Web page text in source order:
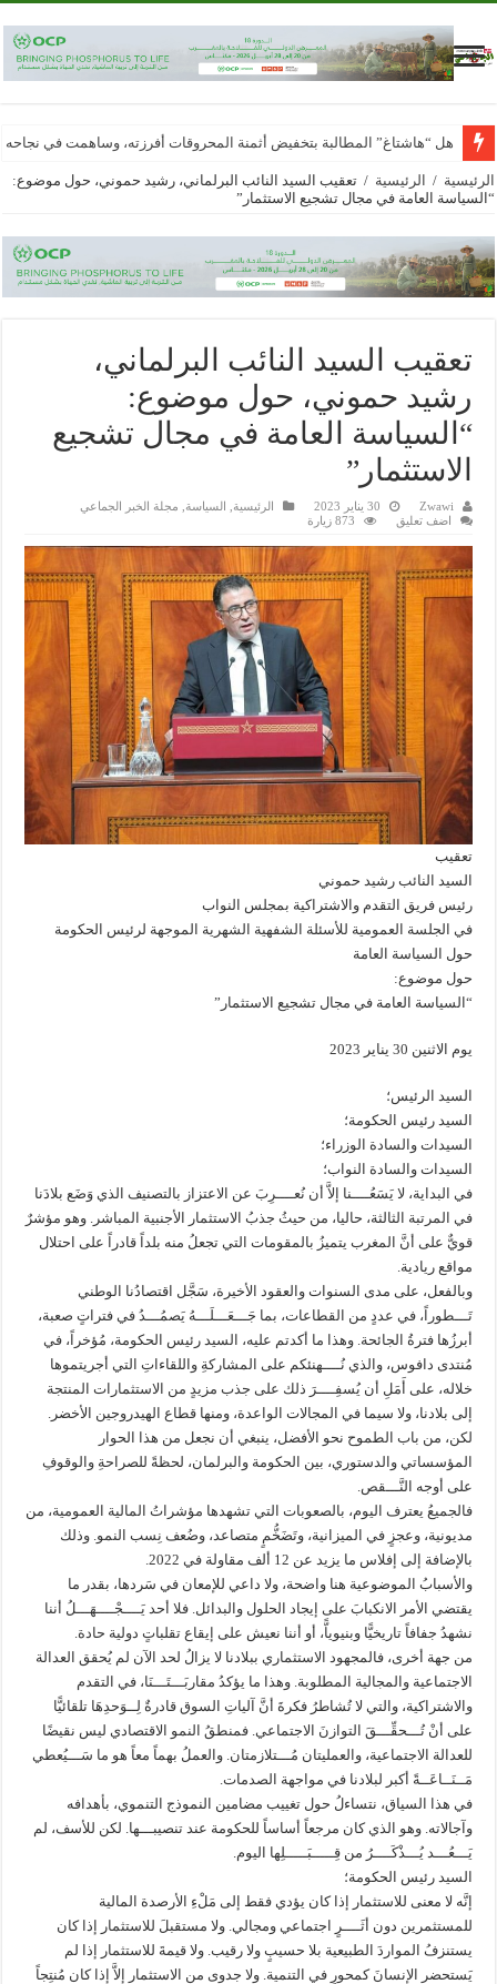
هل “هاشتاغ” المطالبة بتخفيض أثمنة المحروقات أفرزته، وساهمت في
الرئيسية / الرئيسية / تعقيب السيد النائب البرلماني، رشيد حموني، حول موضوع:
“السياسة العامة في مجال تشجيع الاستثمار”
تعقيب السيد النائب البرلماني،
رشيد حموني، حول موضوع:
“السياسة العامة في مجال تشجيع
الاستثمار”
Zwawi 30 يناير 2023 الرئيسية السياسة
مجلة الخبر الجماعي
اضف تعليق
873 زيارة
تعقيب
السيد النائب رشيد حموني
رئيس فريق التقدم والاشتراكية بمجلس النواب
في الجلسة العمومية للأسئلة الشفهية الشهرية الموجهة لرئيس الحكومة
حول السياسة العامة
حول موضوع:
“السياسة العامة في مجال تشجيع الاستثمار”
يوم الاثنين 30 يناير 2023
السيد الرئيس؛
السيد رئيس الحكومة؛
السيدات والسادة الوزراء؛
السيدات والسادة النواب؛
في البداية، لا يَسَعُــــنا إلاَّ أن نُعــــرِبَ عن الاعتزاز بالتصنيف الذي وَضَع بلادَنا
في المرتبة الثالثة، حاليا، من حيثُ جذبُ الاستثمار الأجنبية المباشر. وهو مؤشرٌ
قويٌّ على أنَّ المغرب يتميزُ بالمقومات التي تجعلُ منه بلداً قادراً على احتلال
مواقع ريادية.
وبالفعل، على مدى السنوات والعقود الأخيرة، سَجَّل اقتصادُنا الوطني
تَـــطوراً، في عددٍ من القطاعات، بما جَـــعَـــلَـــهُ يَصمُـــدُ في فتراتٍ صعبة،
أبرزُها فترةُ الجائحة. وهذا ما أكدتم عليه، السيد رئيس الحكومة، مُؤخراً، في
مُنتدى دافوس، والذي نُــــهنئكم على المشاركةِ واللقاءاتِ التي أجريتموها
خلاله، على أَمَلِ أن يُسفِــــرَ ذلك على جذب مزيدٍ من الاستثمارات المنتجة
إلى بلادنا، ولا سيما في المجالات الواعدة، ومنها قطاع الهيدروجين الأخضر.
لكن، من باب الطموح نحو الأفضل، ينبغي أن نجعل من هذا الحوار
المؤسساتي والدستوري، بين الحكومة والبرلمان، لحظةً للصراحةِ والوقوفِ
على أوجه النَّـــقص.
فالجميعُ يعترف اليوم، بالصعوبات التي تشهدها مؤشراتُ المالية العمومية، من
مديونية، وعجزٍ في الميزانية، وتَضَخُّمٍ متصاعد، وضُعف نِسب النمو. وذلك
بالإضافة إلى إفلاس ما يزيد عن 12 ألف مقاولة في 2022.
والأسبابُ الموضوعية هنا واضحة، ولا داعي للإمعان في سَردها، بقدر ما
يقتضي الأمر الانكبابَ على إيجاد الحلول والبدائل. فلا أحد يَــــجْــــهَـــلُ أننا
نشهدُ جفافاً تاريخيًّا وبنيوياًّ، أو أننا نعيش على إيقاع تقلباتٍ دولية حادة.
من جهة أخرى، فالمجهود الاستثماري ببلادنا لا يزالُ لحد الآن لم يُحقق العدالة
الاجتماعية والمجالية المطلوبة. وهذا ما يؤكدُ مقاربَـــتَـــنَا، في التقدم
والاشتراكية، والتي لا تُشاطرُ فكرةَ أنَّ آلياتِ السوق قادرةٌ لِــوَحدِهَا تلقائيًّا
على أنْ تُـــحقِّـــقَ التوازنَ الاجتماعي. فمنطقُ النمو الاقتصادي ليس نقيضًا
للعدالة الاجتماعية، والعمليتان مُـــتلازمتان. والعملُ بهماً معاً هو ما سَـــيُعطي
مَــنَــاعَــةً أكبر لبلادنا في مواجهة الصدمات.
في هذا السياق، نتساءلُ حول تغييب مضامين النموذج التنموي، بأهدافه
وآجالاته. وهو الذي كان مرجعاً أساساً للحكومة عند تنصيبـــها. لكن للأسف، لم
يَـــعُـــد يُـــذْكَــــرُ من قِـــــبَـــــلِها اليوم.
السيد رئيس الحكومة؛
إنَّه لا معنى للاستثمار إذا كان يؤدي فقط إلى مَلْءِ الأرصدة المالية
للمستثمرين دون أثَــــرٍ اجتماعي ومجالي. ولا مستقبلَ للاستثمار إذا كان
يستنزفُ المواردَ الطبيعية بلا حسيبٍ ولا رقيب. ولا قيمةَ للاستثمار إذا لم
يَستحضر الإنسانَ كمحورٍ في التنمية. ولا جدوى من الاستثمار إلاَّ إذا كان مُنتِجاً